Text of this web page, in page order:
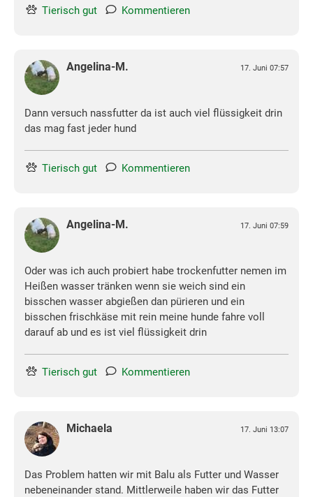
Tierisch gut Kommentieren
Angelina-M. 17. Juni 07:57
Dann versuch nassfutter da ist auch viel flüssigkeit drin
das mag fast jeder hund
Tierisch gut Kommentieren
Angelina-M. 17. Juni 07:59
Oder was ich auch probiert habe trockenfutter nemen im
Heißen wasser tränken wenn sie weich sind ein
bisschen wasser abgießen dan pürieren und ein
bisschen frischkäse mit rein meine hunde fahre voll
darauf ab und es ist viel flüssigkeit drin
Tierisch gut Kommentieren
Michaela 17. Juni 13:07
Das Problem hatten wir mit Balu als Futter und Wasser
nebeneinander stand. Mittlerweile haben wir das Futter